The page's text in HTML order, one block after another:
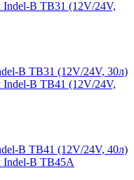
B TB31 (12V/24V, 30л)
B TB41 (12V/24V, 40л)